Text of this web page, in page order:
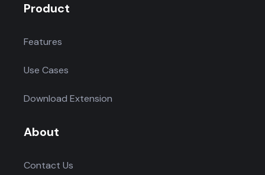
Product
Features
Use Cases
Download Extension
About
Contact Us